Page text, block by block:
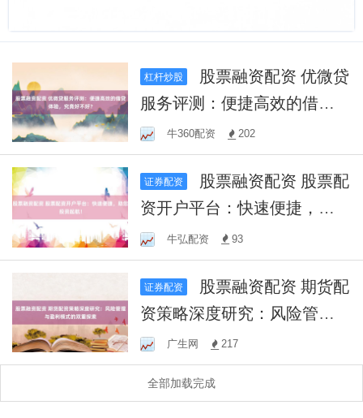
杠杆炒股
服务评测：便捷高效的借贷
体验，究竟好不好？
牛360配资 202
证券配资
资开户平台：快速便捷，助
您投资起航！
牛弘配资 93
证券配资
资策略深度研究：风险管理
与盈利模式的双重探索
广生网 217
全部加载完成